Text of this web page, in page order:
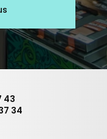
43
34